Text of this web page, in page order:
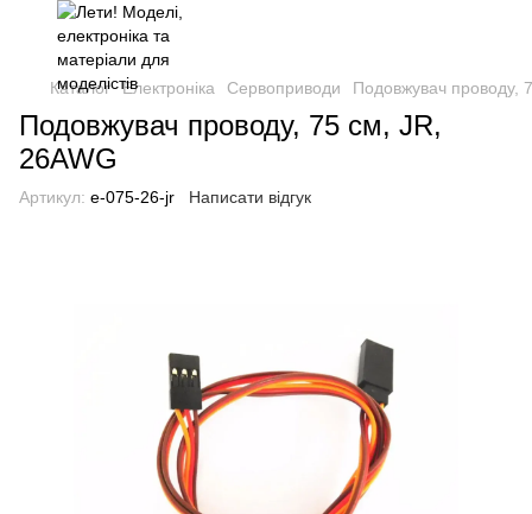
Каталог Електроніка Сервоприводи Подовжувач проводу,
Подовжувач проводу, 75 см, JR,
26AWG
Артикул: e-075-26-jr Написати відгук